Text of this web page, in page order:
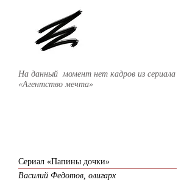
На данный момент нет кадров из сериала
«Агентство мечта»
Сериал «Папины дочки»
Василий Федотов, олигарх